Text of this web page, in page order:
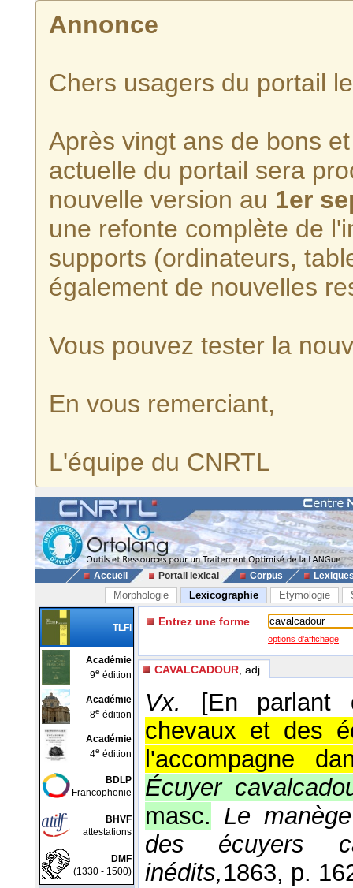
Annonce
Chers usagers du portail
Après vingt ans de bons
actuelle du portail sera
nouvelle version au 1er
une refonte complète de
supports (ordinateurs,
également de nouvelles
Vous pouvez tester la
En vous remerciant,
L'équipe du CNRTL
Accueil Portail lexical Corpus
Morphologie Lexicographie Etymologie
TLFi
Académie
9e édition
Académie
8e édition
Académie
4e édition
BDLP
Francophonie
BHVF
attestations
DMF
(1330 - 1500)
Entrez une forme
options d'affichage
CAVALCADOUR , adj.
Vx.
[En parlant
chevaux et des
l'accompagne
Écuyer
masc. Le
des écuyers
inédits,1863, p.